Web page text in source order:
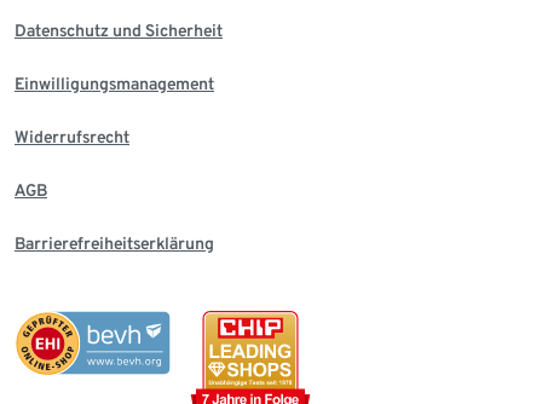
Datenschutz und Sicherheit
Einwilligungsmanagement
Widerrufsrecht
AGB
Barrierefreiheitserklärung